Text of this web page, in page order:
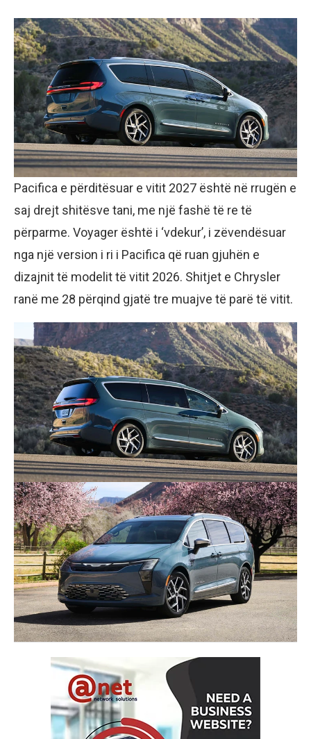
Pacifica e përditësuar e vitit 2027 është në rrugën e
saj drejt shitësve tani, me një fashë të re të
përparme. Voyager është i ‘vdekur’, i zëvendësuar
nga një version i ri i Pacifica që ruan gjuhën e
dizajnit të modelit të vitit 2026. Shitjet e Chrysler
ranë me 28 përqind gjatë tre muajve të parë të vitit.